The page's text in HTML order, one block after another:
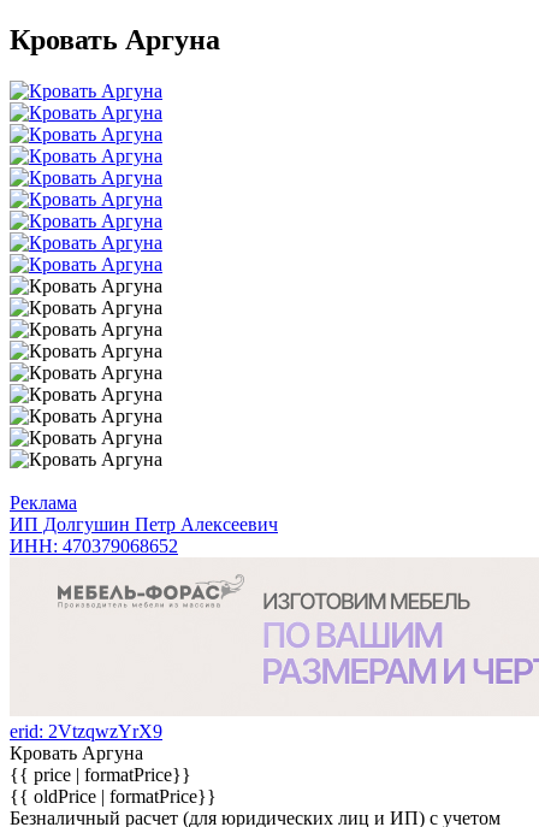
Кровать Аргуна
Реклама
ИП Долгушин Петр Алексеевич
ИНН: 470379068652
erid: 2VtzqwzYrX9
Кровать Аргуна
{{ price | formatPrice}}
{{ oldPrice | formatPrice}}
Безналичный расчет (для юридических лиц и ИП) с учетом